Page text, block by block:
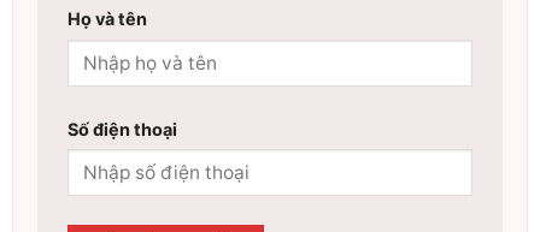
Họ và tên
Số điện thoại